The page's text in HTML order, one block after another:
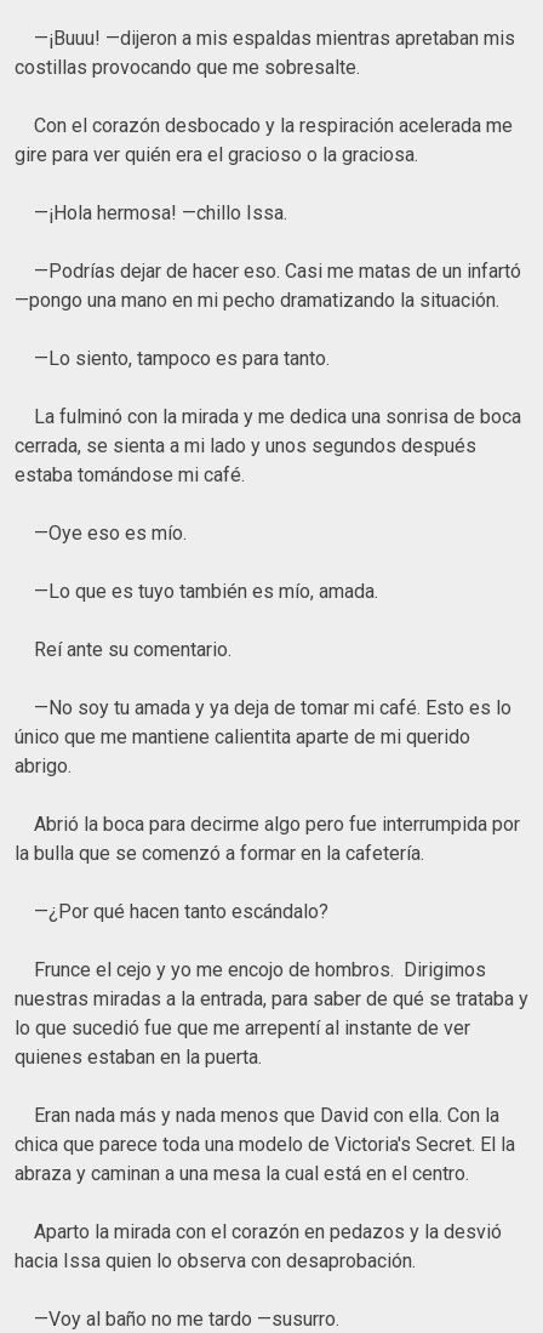
—¡Buuu! —dijeron a mis espaldas mientras apretaban mis
costillas provocando que me sobresalte.
Con el corazón desbocado y la respiración acelerada me
gire para ver quién era el gracioso o la graciosa.
—¡Hola hermosa! —chillo Issa.
—Podrías dejar de hacer eso. Casi me matas de un infartó
—pongo una mano en mi pecho dramatizando la situación.
—Lo siento, tampoco es para tanto.
La fulminó con la mirada y me dedica una sonrisa de boca
cerrada, se sienta a mi lado y unos segundos después
estaba tomándose mi café.
—Oye eso es mío.
—Lo que es tuyo también es mío, amada.
Reí ante su comentario.
—No soy tu amada y ya deja de tomar mi café. Esto es lo
único que me mantiene calientita aparte de mi querido
abrigo.
Abrió la boca para decirme algo pero fue interrumpida por
la bulla que se comenzó a formar en la cafetería.
—¿Por qué hacen tanto escándalo?
Frunce el cejo y yo me encojo de hombros. Dirigimos
nuestras miradas a la entrada, para saber de qué se trataba y
lo que sucedió fue que me arrepentí al instante de ver
quienes estaban en la puerta.
Eran nada más y nada menos que David con ella. Con la
chica que parece toda una modelo de Victoria's Secret. El la
abraza y caminan a una mesa la cual está en el centro.
Aparto la mirada con el corazón en pedazos y la desvió
hacia Issa quien lo observa con desaprobación.
—Voy al baño no me tardo —susurro.